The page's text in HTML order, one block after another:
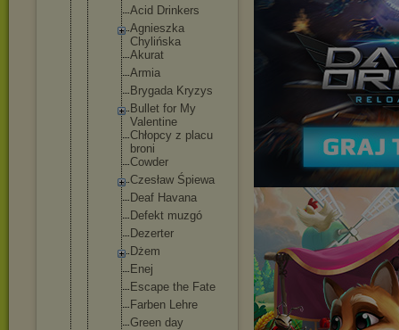
Acid Drinkers
Agnieszka
Chylińska
Akurat
Armia
Brygada Kryzys
Bullet for My
Valentine
Chłopcy z placu
broni
Cowder
Czesław Śpiewa
Deaf Havana
Defekt muzgó
Dezerter
Dżem
Enej
Escape the Fate
Farben Lehre
Green day